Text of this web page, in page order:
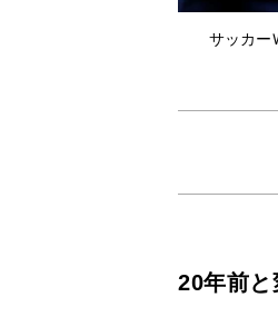
サッカー
20年前と